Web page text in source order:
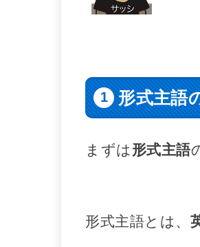
形式主語
まずは 形式主語
形式主語とは、